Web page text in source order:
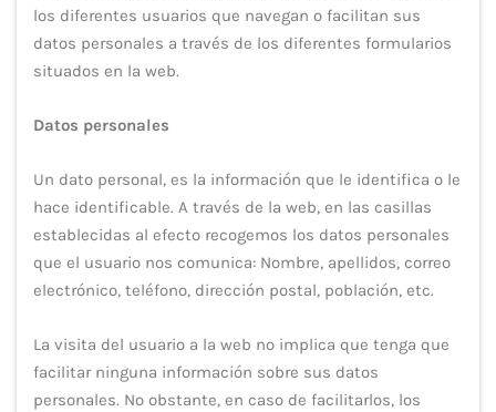
los diferentes usuarios que navegan o facilitan sus
datos personales a través de los diferentes formularios
situados en la web.
Datos personales
Un dato personal, es la información que le identifica o le
hace identificable. A través de la web, en las casillas
establecidas al efecto recogemos los datos personales
que el usuario nos comunica: Nombre, apellidos, correo
electrónico, teléfono, dirección postal, población, etc.
La visita del usuario a la web no implica que tenga que
facilitar ninguna información sobre sus datos
personales. No obstante, en caso de facilitarlos, los